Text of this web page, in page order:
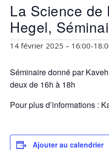
La Science de
Hegel,
14 février 2025 – 16:00-
Séminaire donné par
deux de 16h à 18h
Pour plus d’informations :
Ajouter au calendrier